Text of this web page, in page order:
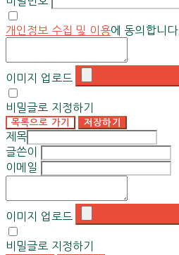
개인정보 수집 및 이용에 동의합니다.
이미지 업로드
비밀글로 지정하기
목록으로 가기 저장하기
제목
글쓴이
이메일
이미지 업로드
비밀글로 지정하기